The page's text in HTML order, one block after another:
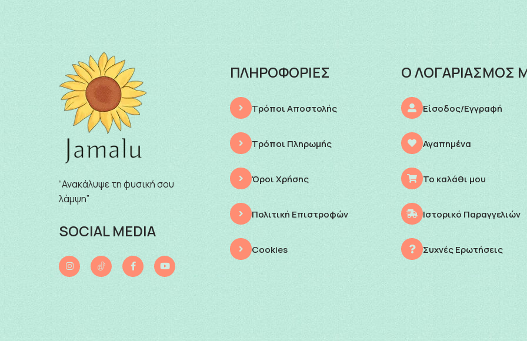
“Ανακάλυψε τη φυσική σου
λάμψη”
SOCIAL MEDIA
ΠΛΗΡΟΦΟΡΙΕΣ
Τρόποι Αποστολής
Τρόποι Πληρωμής
Όροι Χρήσης
Πολιτική Επιστροφών
Cookies
Ο ΛΟΓΑΡΙΑΣΜΟΣ
Είσοδος/Εγγραφή
Αγαπημένα
Το καλάθι μου
Ιστορικό Παραγγελιών
Συχνές Ερωτήσεις